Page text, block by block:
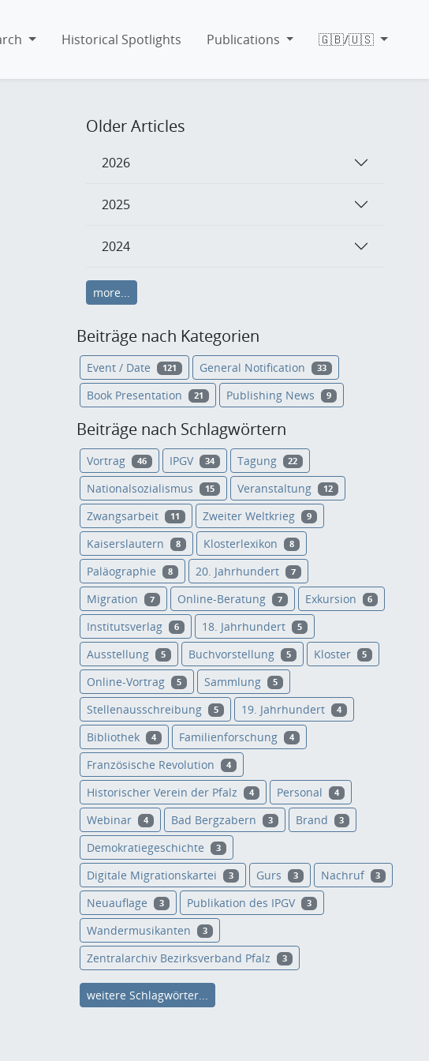
Historical Spotlights Publications 🇬🇧/🇺🇸
Older Articles
2026
2025
2024
more...
Beiträge nach Kategorien
Event / Date 121 General Notification 33
Book Presentation 21 Publishing News 9
Beiträge nach Schlagwörtern
Vortrag 46 IPGV 34 Tagung 22
Nationalsozialismus 15 Veranstaltung 12
Zwangsarbeit 11 Zweiter Weltkrieg 9
Kaiserslautern 8 Klosterlexikon 8
Paläographie 8 20. Jahrhundert 7
Migration 7 Online-Beratung 7 Exkursion 6
Institutsverlag 6 18. Jahrhundert 5
Ausstellung 5 Buchvorstellung 5 Kloster 5
Online-Vortrag 5 Sammlung 5
Stellenausschreibung 5 19. Jahrhundert 4
Bibliothek 4 Familienforschung 4
Französische Revolution 4
Historischer Verein der Pfalz 4 Personal 4
Webinar 4 Bad Bergzabern 3 Brand 3
Demokratiegeschichte 3
Digitale Migrationskartei 3 Gurs 3 Nachruf 3
Neuauflage 3 Publikation des IPGV 3
Wandermusikanten 3
Zentralarchiv Bezirksverband Pfalz 3
weitere Schlagwörter...